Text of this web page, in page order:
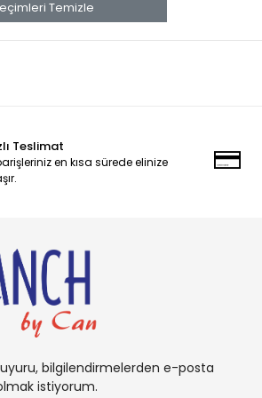
Boat
Temizle
Teslimat
en kısa sürede elinize
bilgilendirmelerden e-posta
istiyorum.